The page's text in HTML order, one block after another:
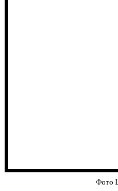
Фото